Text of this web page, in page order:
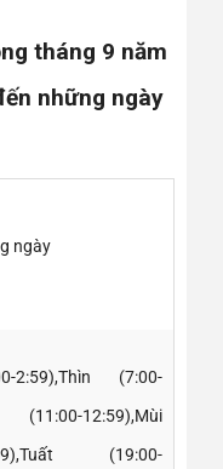
tháng 9 năm
những ngày
ngày
2:59),Thìn (7:00-
(11:00-12:59),Mùi
(19:00-